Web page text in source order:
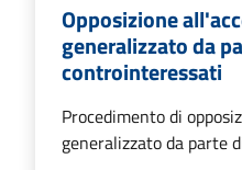
Opposizione
generalizzato da
controinteressati
Procedimento di
generalizzato da parte